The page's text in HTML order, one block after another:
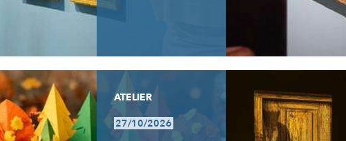
ATELIER
27/10/2026